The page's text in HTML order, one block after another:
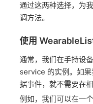
通过这两种选择，为
调方法。
使用
通常，我们在手持设
service 的实例。如
据事件，就不需要在
例如，我们可以在一